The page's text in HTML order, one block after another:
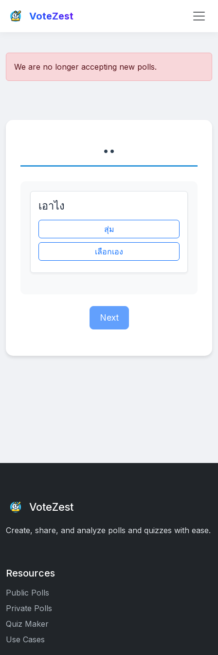
VoteZest
We are no longer accepting new polls.
..
เอาไง
สุ่ม
เลือกเอง
Next
VoteZest
Create, share, and analyze polls and quizzes with ease.
Resources
Public Polls
Private Polls
Quiz Maker
Use Cases